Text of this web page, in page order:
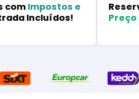
comImpostos e
Incluídos!
Preço